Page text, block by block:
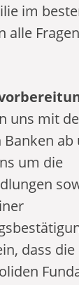
im
alle
uns mit
ab
um die
dass